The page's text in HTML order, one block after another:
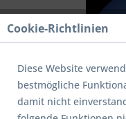
Cookie-Richtlinien
Diese Website
bestmögliche
damit nicht